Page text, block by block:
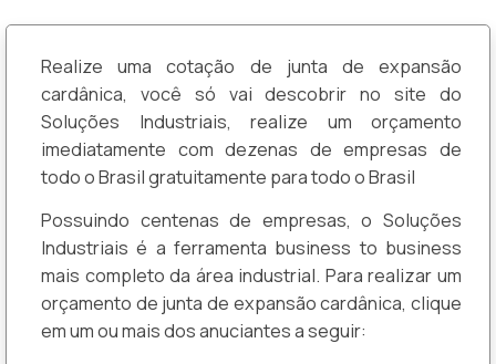
Realize uma cotação de junta de expansão
cardânica, você só vai descobrir no site do
Soluções Industriais, realize um orçamento
imediatamente com dezenas de empresas de
todo o Brasil gratuitamente para todo o Brasil
Possuindo centenas de empresas, o Soluções
Industriais é a ferramenta business to business
mais completo da área industrial. Para realizar um
orçamento de junta de expansão cardânica, clique
em um ou mais dos anuciantes a seguir: